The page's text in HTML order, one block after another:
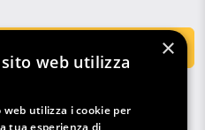
×
web utilizza
web utilizza i cookie per
tua esperienza di